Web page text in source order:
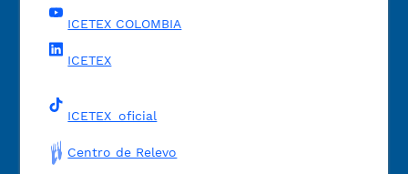
ICETEX COLOMBIA
ICETEX
ICETEX_oficial
Centro de Relevo